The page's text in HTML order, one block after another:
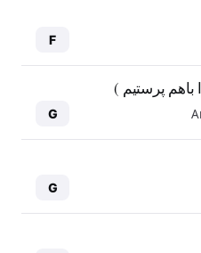
F
باهم پرستیم )
G
G